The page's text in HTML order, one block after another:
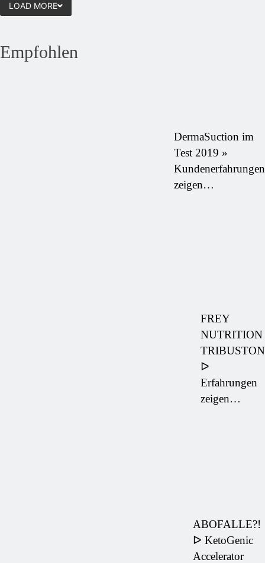
LOAD MORE
Empfohlen
DermaSuction im
Test 2019 »
Kundenerfahrungen
zeigen…
FREY
NUTRITION
TRIBUSTON
ᐅ
Erfahrungen
zeigen…
ABOFALLE?!
ᐅ KetoGenic
Accelerator